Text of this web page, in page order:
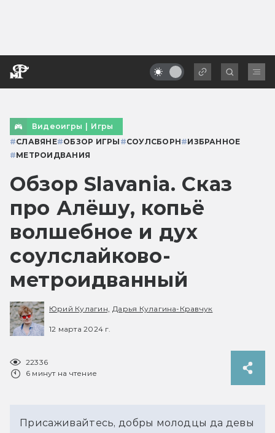
Видеоигры | Игры
#СЛАВЯНЕ#ОБЗОР ИГРЫ #СОУЛСБОРН#ИЗБРАННОЕ
#МЕТРОИДВАНИЯ
Обзор Slavania. Сказ
про Алёшу, копьё
волшебное и дух
соулслайково-
метроидванный
Юрий Кулагин, Дарья Кулагина-Кравчук
12 марта 2024 г.
22336
6 минут на чтение
Присаживайтесь, добры молодцы да девы